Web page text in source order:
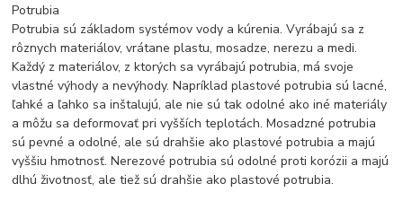
Potrubia
Potrubia sú základom systémov vody a kúrenia. Vyrábajú sa z
rôznych materiálov, vrátane plastu, mosadze, nerezu a medi.
Každý z materiálov, z ktorých sa vyrábajú potrubia, má svoje
vlastné výhody a nevýhody. Napríklad plastové potrubia sú lacné,
ľahké a ľahko sa inštalujú, ale nie sú tak odolné ako iné materiály
a môžu sa deformovať pri vyšších teplotách. Mosadzné potrubia
sú pevné a odolné, ale sú drahšie ako plastové potrubia a majú
vyššiu hmotnosť. Nerezové potrubia sú odolné proti korózii a majú
dlhú životnosť, ale tiež sú drahšie ako plastové potrubia.